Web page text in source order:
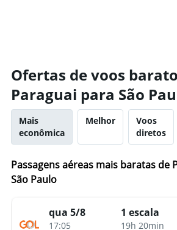
Ofertas de voos
Paraguai para São
Mais
econômica
Melhor
Voos
diretos
Passagens aéreas mais baratas de
São Paulo
qua 5/8
17:05
1 escala
19h 20min